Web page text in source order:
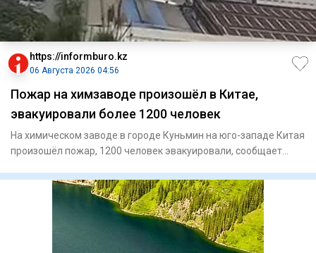
https://informburo.kz
06 Августа 2026 04:56
Пожар на химзаводе произошёл в Китае,
эвакуировали более 1200 человек
На химическом заводе в городе Куньмин на юго-западе Китая
произошёл пожар, 1200 человек эвакуировали, сообщает